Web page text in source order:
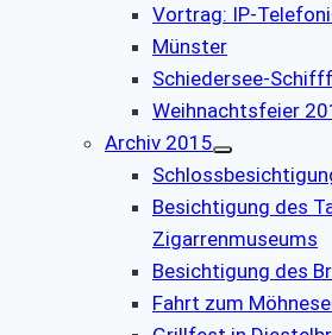
Vor­trag: IP-
Münster
Schiedersee-
Weihnachtsfeier
Archiv 2015
Besichtigung des
Zigarrenmuseums
Besichtigung des
Fahrt zum